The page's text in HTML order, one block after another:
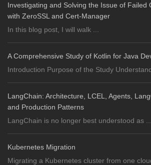
Investigating and Solving the Issue of Failed
with ZeroSSL and Cert-Manager
In this blog post, I will walk ...
A Comprehensive Study of Kotlin for Java
Introduction Purpose of the Study
LangChain: Architecture, LCEL, Agents,
and Production Patterns
LangChain is no longer best understood as ...
Kubernetes Migration
Migrating a Kubernetes cluster from one